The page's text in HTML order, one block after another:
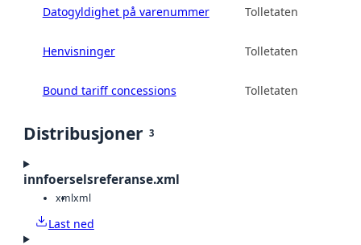
Datogyldighet på varenummer Tolletaten
Henvisninger Tolletaten
Bound tariff concessions Tolletaten
Distribusjoner 3
innfoerselsreferanse.xml
xmlxml
Last ned